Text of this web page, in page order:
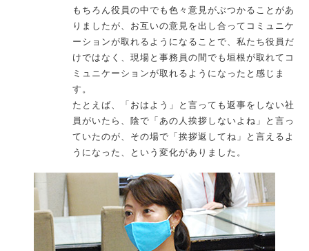
もちろん役員の中でも色々意見がぶつかることがあ
りましたが、お互いの意見を出し合ってコミュニケ
ーションが取れるようになることで、私たち役員だ
けではなく、現場と事務員の間でも垣根が取れてコ
ミュニケーションが取れるようになったと感じま
す。
たとえば、「おはよう」と言っても返事をしない社
員がいたら、陰で「あの人挨拶しないよね」と言っ
ていたのが、その場で「挨拶返してね」と言えるよ
うになった、という変化がありました。